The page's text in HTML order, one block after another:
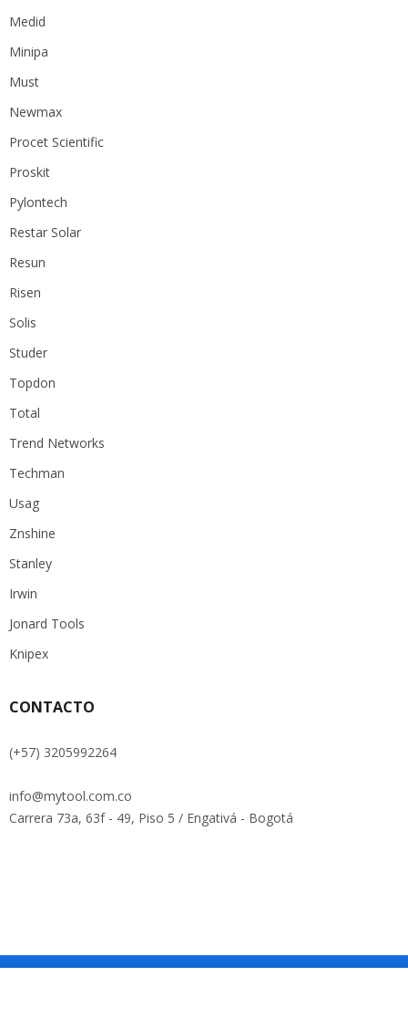
Medid
Minipa
Must
Newmax
Procet Scientific
Proskit
Pylontech
Restar Solar
Resun
Risen
Solis
Studer
Topdon
Total
Trend Networks
Techman
Usag
Znshine
Stanley
Irwin
Jonard Tools
Knipex
CONTACTO
(+57) 3205992264
info@mytool.com.co
Carrera 73a, 63f - 49, Piso 5 / Engativá - Bogotá